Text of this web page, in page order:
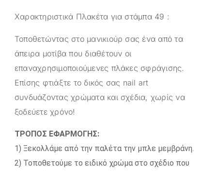
Χαρακτηριστικά Πλακέτα για στάμπα 49 :
Τοποθετώντας στο μανικιούρ σας ένα από τα
άπειρα μοτίβα που διαθέτουν οι
επαναχρησιμοποιούμενες πλάκες σφράγισης.
Επίσης φτιάξτε το δικός σας nail art
συνδυάζοντας χρώματα και σχέδια, χωρίς να
ξοδεύετε χρόνο!
ΤΡΟΠΟΣ ΕΦΑΡΜΟΓΗΣ:
1) Ξεκολλάμε από την παλέτα την μπλε μεμβράνη.
2) Τοποθετούμε το ειδικό χρώμα στο σχέδιο που